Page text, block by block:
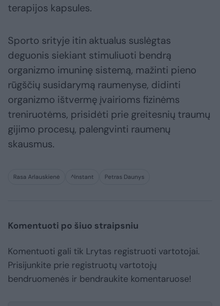
terapijos kapsules.
Sporto srityje itin aktualus suslėgtas
deguonis siekiant stimuliuoti bendrą
organizmo imuninę sistemą, mažinti pieno
rūgščių susidarymą raumenyse, didinti
organizmo ištvermę įvairioms fizinėms
treniruotėms, prisidėti prie greitesnių traumų
gijimo procesų, palengvinti raumenų
skausmus.
Rasa Arlauskienė ^Instant Petras Daunys
Komentuoti po šiuo straipsniu
Komentuoti gali tik Lrytas registruoti vartotojai.
Prisijunkite prie registruotų vartotojų
bendruomenės ir bendraukite komentaruose!